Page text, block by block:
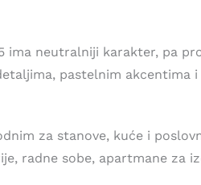
neutralniji karakter, pa
pastelnim
za stanove, kuće i
radne sobe, apartmane